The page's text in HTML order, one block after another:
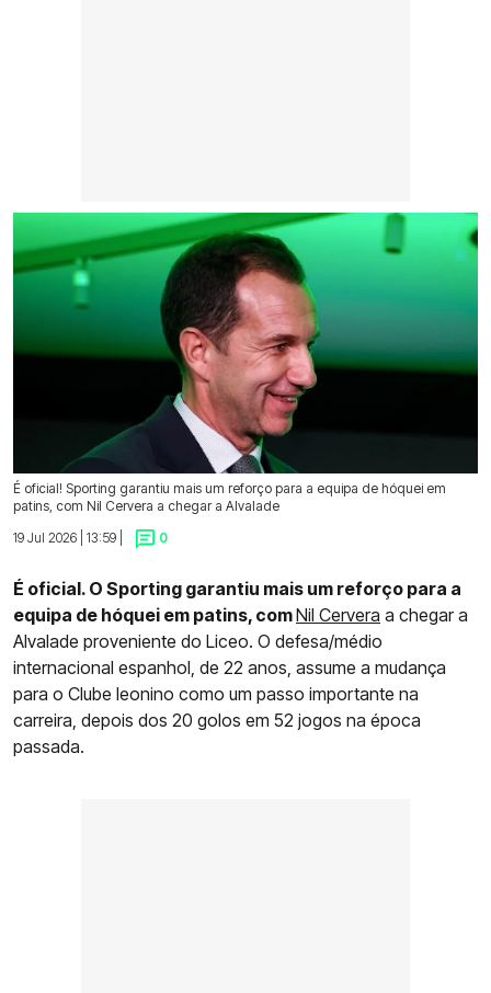
É oficial! Sporting garantiu mais um reforço para a equipa de hóquei em
patins, com Nil Cervera a chegar a Alvalade
19 Jul 2026 | 13:59 |
0
É oficial. O Sporting garantiu mais um reforço para a
equipa de hóquei em patins, comNil Cervera a chegar a
Alvalade proveniente do Liceo. O defesa/médio
internacional espanhol, de 22 anos, assume a mudança
para o Clube leonino como um passo importante na
carreira, depois dos 20 golos em 52 jogos na época
passada.